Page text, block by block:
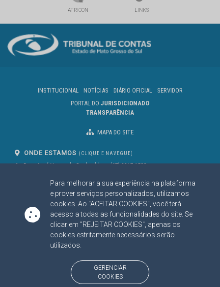
Para melhorar a sua experiência na plataforma
e prover serviços personalizados, utilizamos
cookies. Ao "ACEITAR COOKIES", você terá
acesso a todas as funcionalidades do site. Se
clicar em "REJEITAR COOKIES", apenas os
cookies estritamente necessários serão
utilizados.
GERENCIAR
COOKIES
ATRICON LINKS
INSTITUCIONAL NOTÍCIAS DIÁRIO OFICIAL
SERVIDOR
PORTAL DO JURISDICIONADO
TRANSPARÊNCIA
MAPA DO SITE
ONDE ESTAMOS (CLIQUE E NAVEGUE)
Av. Des. José Nunes da Cunha, bloco
Campo Grande/MS
CEP: 79031-310
(67) 3317-1500
SIGA NOSSAS REDES SOCIAIS
Linked InYoutube
Facebook
X
BAIXE NOSSO APLICATIVO